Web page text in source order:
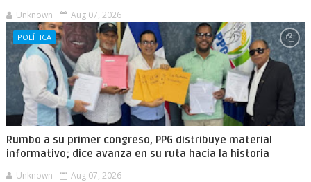
Unknown Aug 07, 2026
POLÍTICA
Rumbo a su primer congreso, PPG distribuye material
informativo; dice avanza en su ruta hacia la historia
Unknown Aug 07, 2026